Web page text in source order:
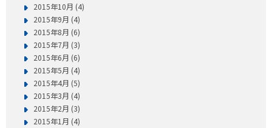
2015年10月 (4)
2015年9月 (4)
2015年8月 (6)
2015年7月 (3)
2015年6月 (6)
2015年5月 (4)
2015年4月 (5)
2015年3月 (4)
2015年2月 (3)
2015年1月 (4)